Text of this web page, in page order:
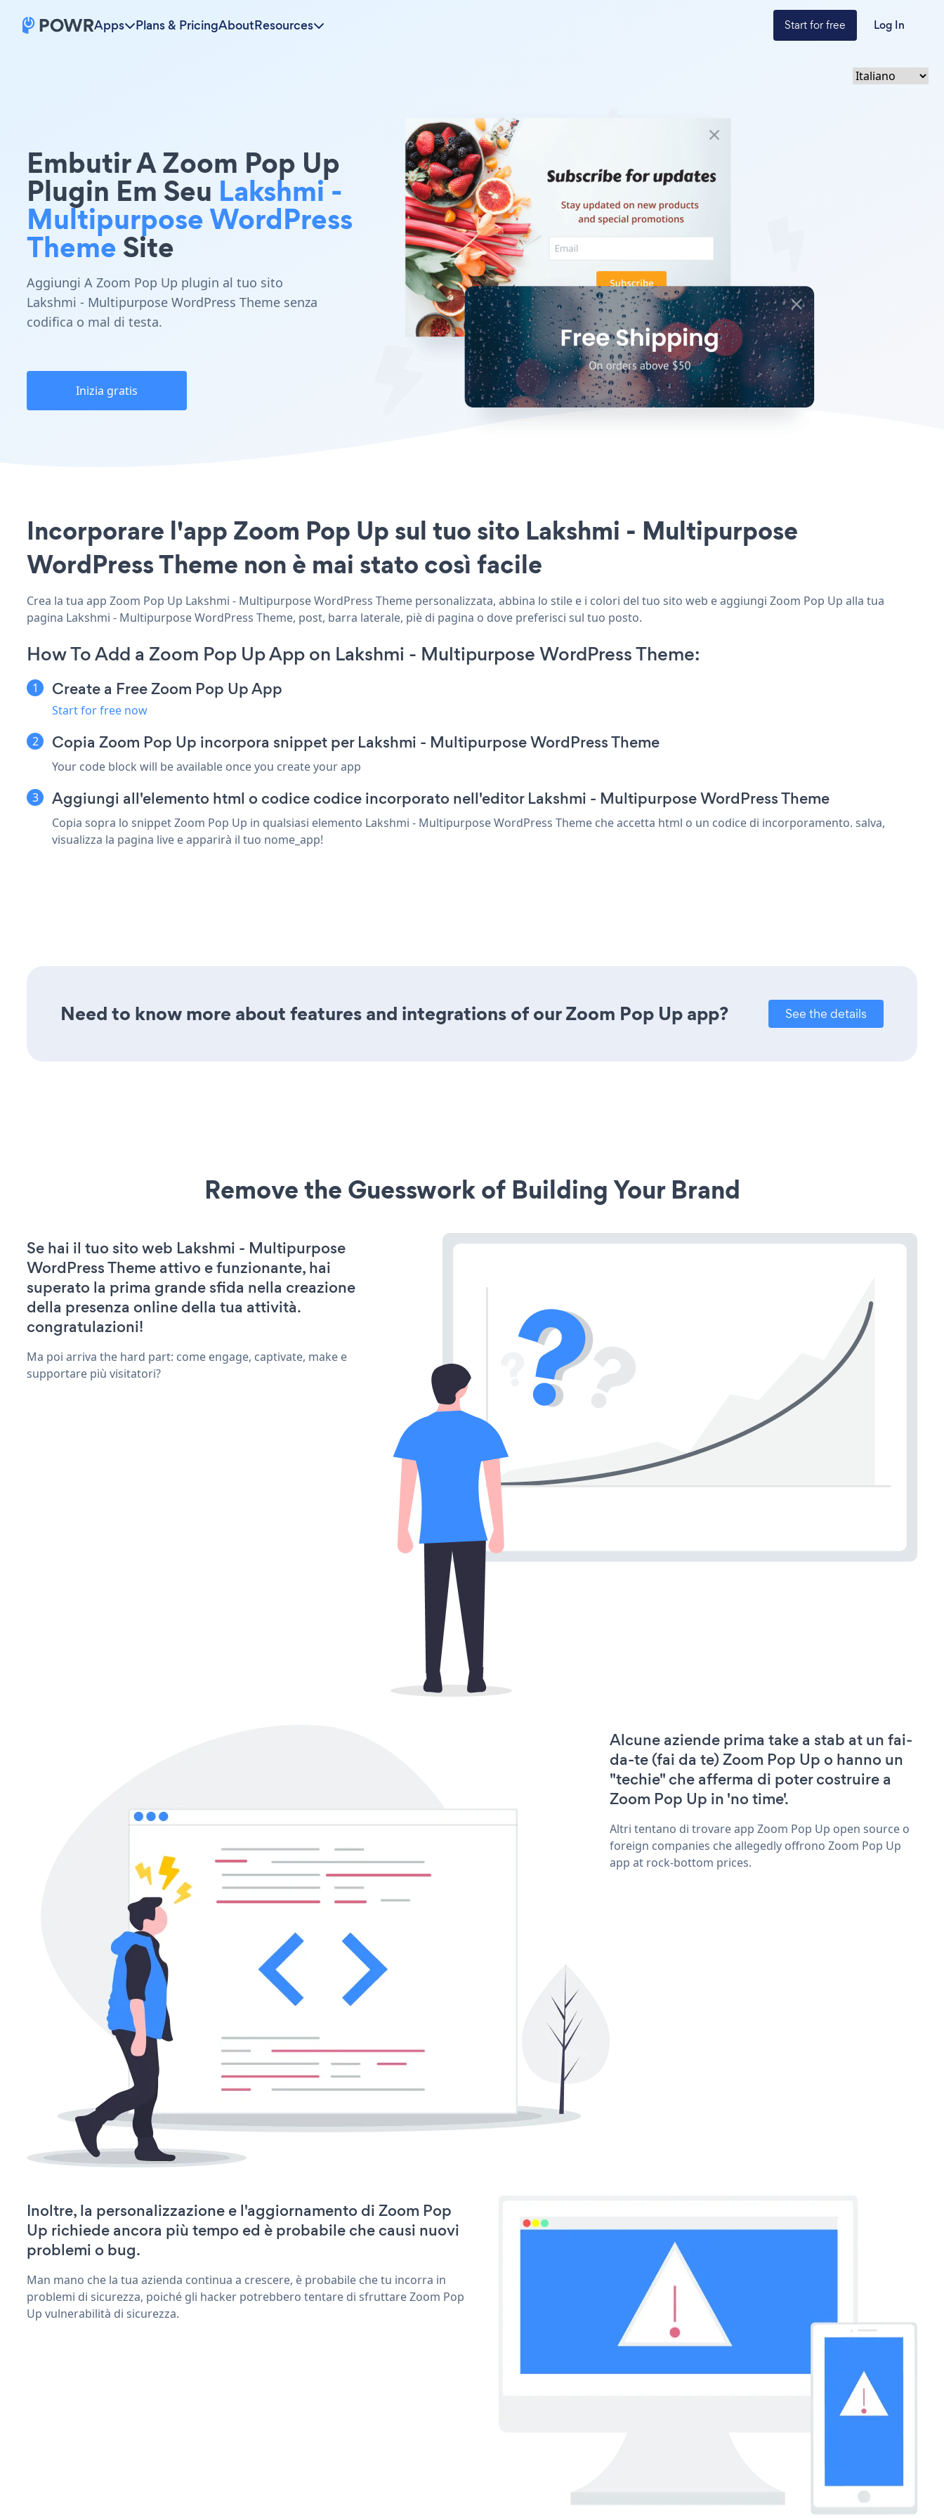
Apps Plans & PricingAboutResources Start for free Log In
Embutir A Zoom Pop Up
Plugin Em Seu Lakshmi -
Multipurpose WordPress
ThemeSite
Aggiungi A Zoom Pop Up plugin al tuo sito
Lakshmi - Multipurpose WordPress Theme senza
codifica o mal di testa.
Inizia gratis
Incorporare l'app Zoom Pop Up sul tuo sito Lakshmi - Multipurpose
WordPress Theme non è mai stato così facile
Crea la tua app Zoom Pop Up Lakshmi - Multipurpose WordPress Theme personalizzata, abbina lo stile e i colori del tuo sito web e aggiungi Zoom Pop Up alla tua
pagina Lakshmi - Multipurpose WordPress Theme, post, barra laterale, piè di pagina o dove preferisci sul tuo posto.
How To Add a Zoom Pop Up App on Lakshmi - Multipurpose WordPress Theme:
Create a Free Zoom Pop Up App
Start for free now
Copia Zoom Pop Up incorpora snippet per Lakshmi - Multipurpose WordPress Theme
Your code block will be available once you create your app
Aggiungi all'elemento html o codice codice incorporato nell'editor Lakshmi - Multipurpose WordPress Theme
Copia sopra lo snippet Zoom Pop Up in qualsiasi elemento Lakshmi - Multipurpose WordPress Theme che accetta html o un codice di incorporamento. salva,
visualizza la pagina live e apparirà il tuo nome_app!
Need to know more about features and integrations of our Zoom Pop Up app? See the details
Remove the Guesswork of Building Your Brand
Se hai il tuo sito web Lakshmi - Multipurpose
WordPress Theme attivo e funzionante, hai
superato la prima grande sfida nella creazione
della presenza online della tua attività.
congratulazioni!
Ma poi arriva the hard part: come engage, captivate, make e
supportare più visitatori?
Alcune aziende prima take a stab at un fai-
da-te (fai da te) Zoom Pop Up o hanno un
"techie" che afferma di poter costruire a
Zoom Pop Up in 'no time'.
Altri tentano di trovare app Zoom Pop Up open source o
foreign companies che allegedly offrono Zoom Pop Up
app at rock-bottom prices.
Inoltre, la personalizzazione e l'aggiornamento di Zoom Pop
Up richiede ancora più tempo ed è probabile che causi nuovi
problemi o bug.
Man mano che la tua azienda continua a crescere, è probabile che tu incorra in
problemi di sicurezza, poiché gli hacker potrebbero tentare di sfruttare Zoom Pop
Up vulnerabilità di sicurezza.